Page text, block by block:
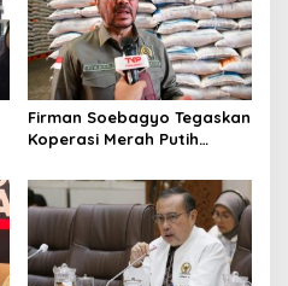
Firman Soebagyo Tegaskan
Koperasi Merah Putih
Distributor Pupuk
Bersubsidi